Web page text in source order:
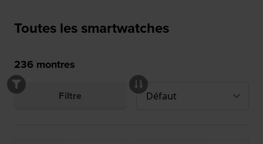
Toutes les smartwatches
236 montres
Filtre